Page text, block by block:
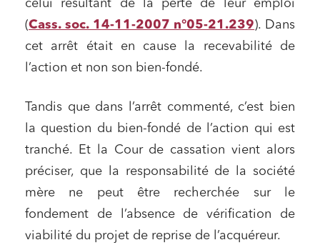
celui résultant de la perte de leur emploi
(Cass. soc. 14-11-2007 n°05-21.239). Dans
cet arrêt était en cause la recevabilité de
l’action et non son bien-fondé.
Tandis que dans l’arrêt commenté, c’est bien
la question du bien-fondé de l’action qui est
tranché. Et la Cour de cassation vient alors
préciser, que la responsabilité de la société
mère ne peut être recherchée sur le
fondement de l’absence de vérification de
viabilité du projet de reprise de l’acquéreur.